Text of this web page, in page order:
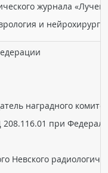
журнала
и
наградного
208.116.01 при
Невского